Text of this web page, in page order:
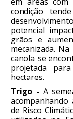
condição
potencial
grãos e
mecanizada.
canola se
projetada
hectares.
Trigo - A
de Risco